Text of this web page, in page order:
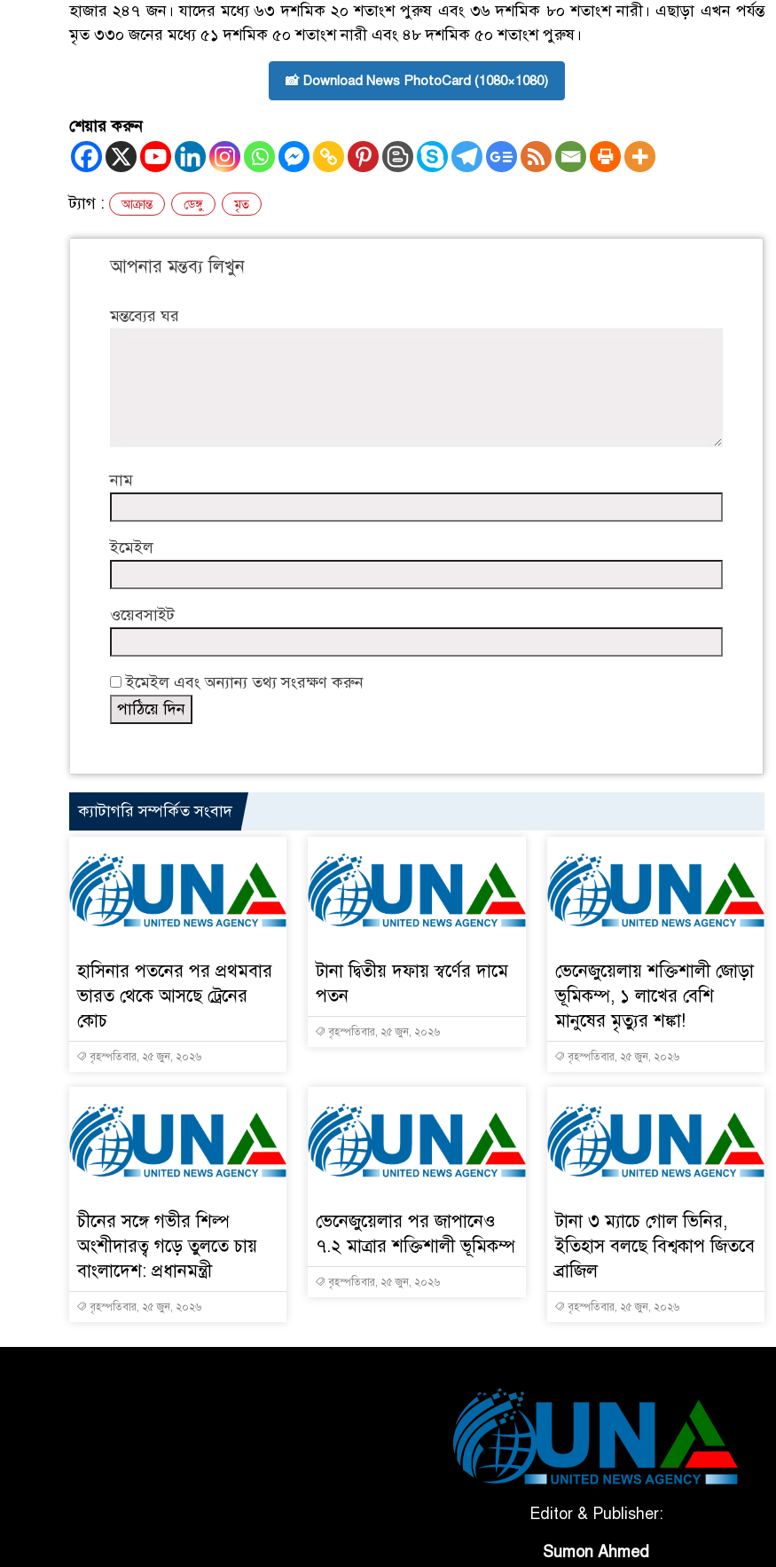
হাজার ২৪৭ জন। যাদের মধ্যে ৬৩ দশমিক ২০ শতাংশ পুরুষ এবং ৩৬ দশমিক ৮০ শতাংশ নারী। এছাড়া এখন পর্যন্ত
মৃত ৩৩০ জনের মধ্যে ৫১ দশমিক ৫০ শতাংশ নারী এবং ৪৮ দশমিক ৫০ শতাংশ পুরুষ।
📸 Download News PhotoCard (1080×1080)
শেয়ার করুন
ট্যাগ : আক্রান্ত ডেঙ্গু মৃত
আপনার মন্তব্য লিখুন
মন্তব্যের ঘর
নাম
ইমেইল
ওয়েবসাইট
ইমেইল এবং অন্যান্য তথ্য সংরক্ষণ করুন
ক্যাটাগরি সম্পর্কিত সংবাদ
হাসিনার পতনের পর প্রথমবার
ভারত থেকে আসছে ট্রেনের
কোচ
বৃহস্পতিবার, ২৫ জুন, ২০২৬
টানা দ্বিতীয় দফায় স্বর্ণের দামে
পতন
বৃহস্পতিবার, ২৫ জুন, ২০২৬
ভেনেজুয়েলায় শক্তিশালী জোড়া
ভূমিকম্প, ১ লাখের বেশি
মানুষের মৃত্যুর শঙ্কা!
বৃহস্পতিবার, ২৫ জুন, ২০২৬
চীনের সঙ্গে গভীর শিল্প
অংশীদারত্ব গড়ে তুলতে চায়
বাংলাদেশ: প্রধানমন্ত্রী
বৃহস্পতিবার, ২৫ জুন, ২০২৬
ভেনেজুয়েলার পর জাপানেও
৭.২ মাত্রার শক্তিশালী ভূমিকম্প
বৃহস্পতিবার, ২৫ জুন, ২০২৬
টানা ৩ ম্যাচে গোল ভিনির,
ইতিহাস বলছে বিশ্বকাপ জিতবে
ব্রাজিল
বৃহস্পতিবার, ২৫ জুন, ২০২৬
Editor & Publisher:
Sumon Ahmed